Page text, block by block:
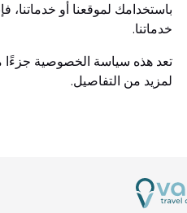
باستخدامك لموقعنا أو
خدماتنا.
تعد هذه سياسة الخصوصية جزءًا
لمزيد من التفاصيل.